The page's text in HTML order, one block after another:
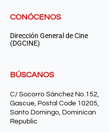
CONÓCENOS
Dirección General de Cine
(DGCINE)
BÚSCANOS
C/ Socorro Sánchez No.152,
Gascue, Postal Code 10205,
Santo Domingo, Dominican
Republic